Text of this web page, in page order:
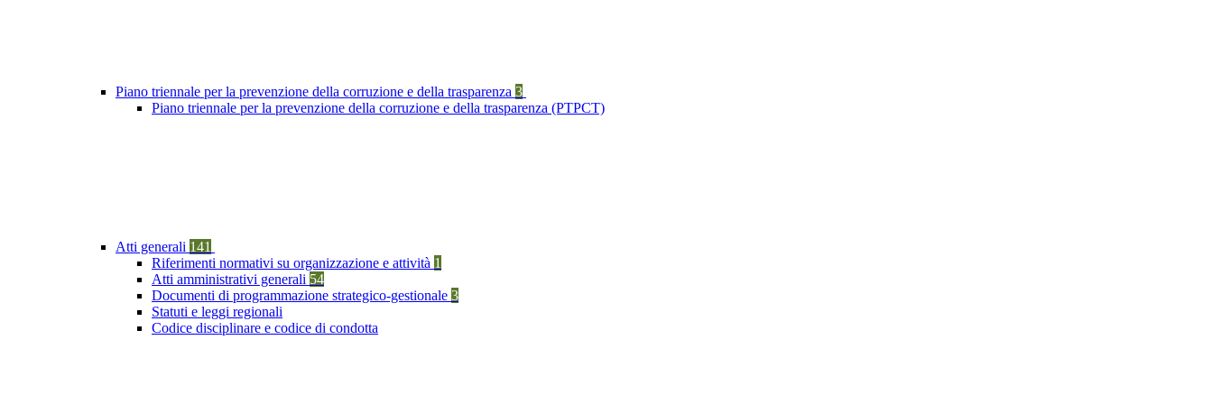
Piano triennale per la prevenzione della corruzione e della trasparenza 3
Piano triennale per la prevenzione della corruzione e della trasparenza (PTPCT)
Atti generali 141
Riferimenti normativi su organizzazione e attività 1
Atti amministrativi generali 54
Documenti di programmazione strategico-gestionale 3
Statuti e leggi regionali
Codice disciplinare e codice di condotta